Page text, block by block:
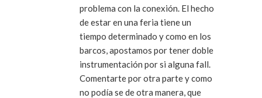
problema con la conexión. El hecho
de estar en una feria tiene un
tiempo determinado y como en los
barcos, apostamos por tener doble
instrumentación por si alguna fall.
Comentarte por otra parte y como
no podía se de otra manera, que